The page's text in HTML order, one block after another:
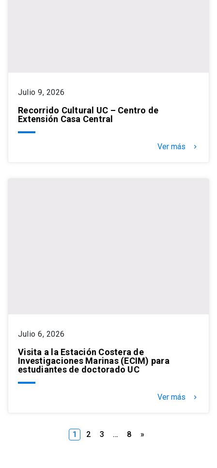
Julio 9, 2026
Recorrido Cultural UC – Centro de
Extensión Casa Central
Ver más keyboard_arrow_right
Julio 6, 2026
Visita a la Estación Costera de
Investigaciones Marinas (ECIM) para
estudiantes de doctorado UC
Ver más keyboard_arrow_right
Paginación
1 2 3 … 8 »